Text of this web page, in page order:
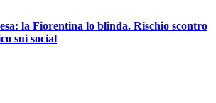
la Fiorentina lo blinda. Rischio scontro
sui social